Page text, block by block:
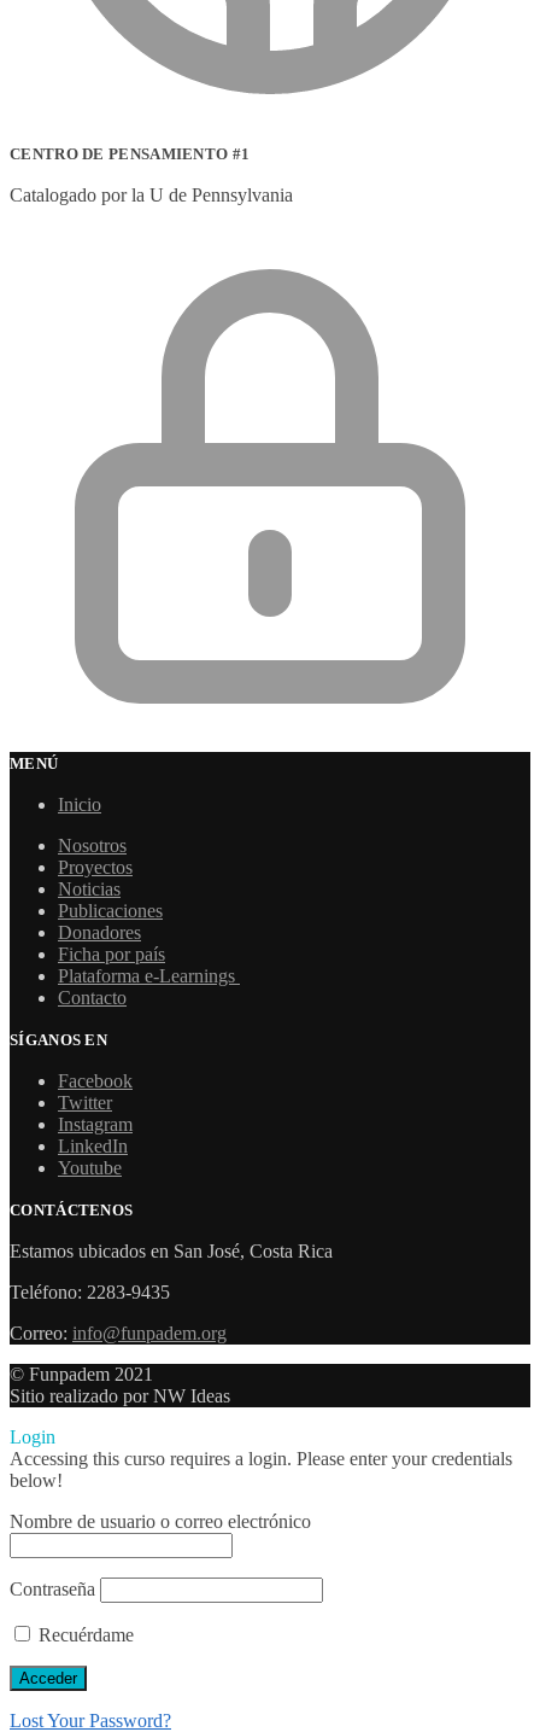
CENTRO DE PENSAMIENTO #1
Catalogado por la U de Pennsylvania
MENÚ
Inicio
Nosotros
Proyectos
Noticias
Publicaciones
Donadores
Ficha por país
Plataforma e-Learnings
Contacto
SÍGANOS EN
Facebook
Twitter
Instagram
LinkedIn
Youtube
CONTÁCTENOS
Estamos ubicados en San José, Costa Rica
Teléfono: 2283-9435
Correo: info@funpadem.org
© Funpadem 2021
Sitio realizado por NW Ideas
Login
Accessing this curso requires a login. Please enter your credentials
below!
Nombre de usuario o correo electrónico
Contraseña
Recuérdame
Lost Your Password?